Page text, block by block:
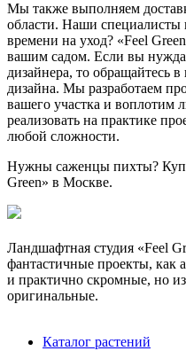
Мы также выполняем
области. Наши специалисты
времени на уход? «Feel
вашим садом. Если вы
дизайнера, то обращайтесь
дизайна. Мы разработаем
вашего участка и
реализовать на практике
любой сложности.
Нужны саженцы пихты?
Green» в Москве.
Ландшафтная студия «Feel
фантастичные проекты, как
и практично скромные, но
оригинальные.
Каталог растений